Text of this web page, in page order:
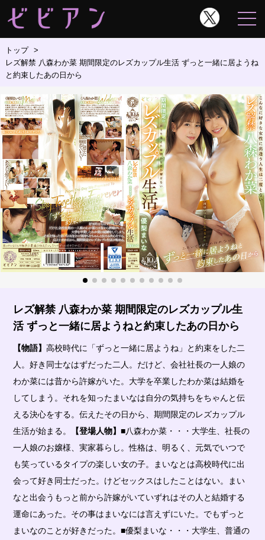
トップ
レズ解禁 八森わか菜 期間限定のレズカップル生活 ずっと一緒に居ようね
と約束したあの日から
レズ解禁 八森わか菜 期間限定のレズカップル生
活 ずっと一緒に居ようねと約束したあの日から
【物語】高校時代に「ずっと一緒に居ようね」と約束をした二
人。好き同士なはずだった二人。だけど、会社社長の一人娘の
わか菜には昔から許嫁がいた。大学を卒業したわか菜は結婚を
してしまう。それを知ったまいなは自分の気持ちをちゃんと伝
える決心をする。伝えたその日から、期間限定のレズカップル
生活が始まる。
【登場人物】■八森わか菜・・・大学生、社長の
一人娘のお嬢様、実家暮らし。性格は、明るく、元気でいつで
も笑っているタイプの楽しい女の子。まいなとは高校時代に出
会って好き同士だった。けどセックスはしたことはない。まい
なと出会うもっと前から許嫁がいていずれはその人と結婚する
運命にあった。その事はまいなには言えずにいた。でもずっと
まいなのことが好きだった。■優梨まいな・・・大学生、普通の